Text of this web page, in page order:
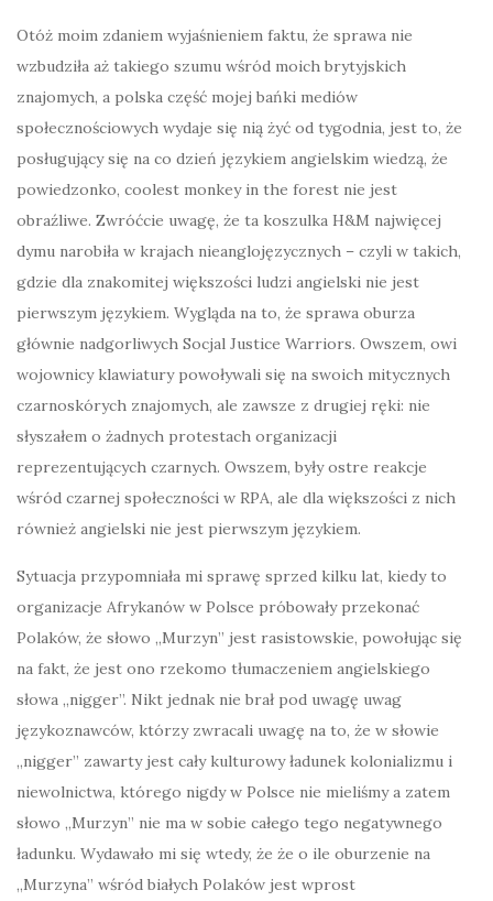
Otóż moim zdaniem wyjaśnieniem faktu, że sprawa nie
wzbudziła aż takiego szumu wśród moich brytyjskich
znajomych, a polska część mojej bańki mediów
społecznościowych wydaje się nią żyć od tygodnia, jest to, że
posługujący się na co dzień językiem angielskim wiedzą, że
powiedzonko, coolest monkey in the forest nie jest
obraźliwe. Zwróćcie uwagę, że ta koszulka H&M najwięcej
dymu narobiła w krajach nieanglojęzycznych – czyli w takich,
gdzie dla znakomitej większości ludzi angielski nie jest
pierwszym językiem. Wygląda na to, że sprawa oburza
głównie nadgorliwych Socjal Justice Warriors. Owszem, owi
wojownicy klawiatury powoływali się na swoich mitycznych
czarnoskórych znajomych, ale zawsze z drugiej ręki: nie
słyszałem o żadnych protestach organizacji
reprezentujących czarnych. Owszem, były ostre reakcje
wśród czarnej społeczności w RPA, ale dla większości z nich
również angielski nie jest pierwszym językiem.
Sytuacja przypomniała mi sprawę sprzed kilku lat, kiedy to
organizacje Afrykanów w Polsce próbowały przekonać
Polaków, że słowo „Murzyn” jest rasistowskie, powołując się
na fakt, że jest ono rzekomo tłumaczeniem angielskiego
słowa „nigger”. Nikt jednak nie brał pod uwagę uwag
językoznawców, którzy zwracali uwagę na to, że w słowie
„nigger” zawarty jest cały kulturowy ładunek kolonializmu i
niewolnictwa, którego nigdy w Polsce nie mieliśmy a zatem
słowo „Murzyn” nie ma w sobie całego tego negatywnego
ładunku. Wydawało mi się wtedy, że że o ile oburzenie na
„Murzyna” wśród białych Polaków jest wprost